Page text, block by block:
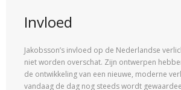
Invloed
Jakobsson’s invloed op de Nederlandse
niet worden overschat. Zijn ontwerpen
de ontwikkeling van een nieuwe, moderne
vandaag de dag nog steeds wordt